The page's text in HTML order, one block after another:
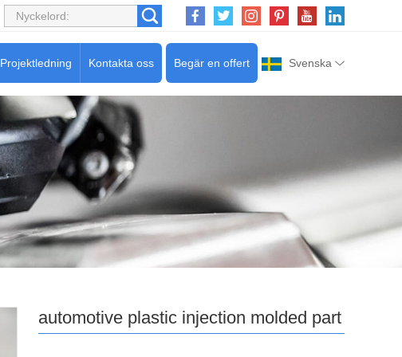
Svenska
Begär en offert
Projektledning Kontakta oss
automotive plastic injection molded part